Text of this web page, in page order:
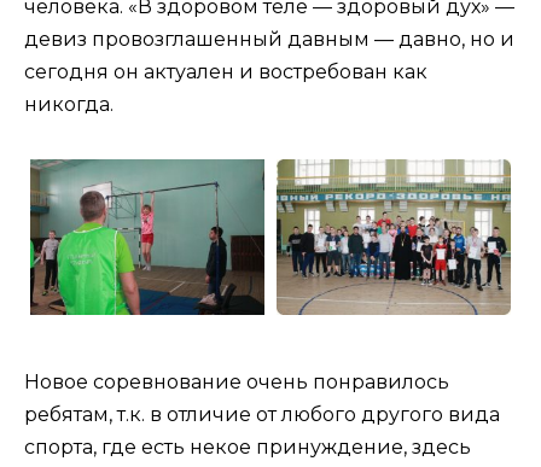
человека. «В здоровом теле — здоровый дух» —
девиз провозглашенный давным — давно, но и
сегодня он актуален и востребован как
никогда.
Новое соревнование очень понравилось
ребятам, т.к. в отличие от любого другого вида
спорта, где есть некое принуждение, здесь